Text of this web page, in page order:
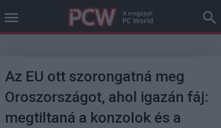
Az EU ott szorongatná meg
Oroszországot, ahol igazán fáj:
megtiltaná a konzolok és a